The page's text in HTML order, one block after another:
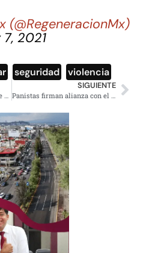
(@RegeneracionMx)
2021
seguridad violencia
SIGUIENTE